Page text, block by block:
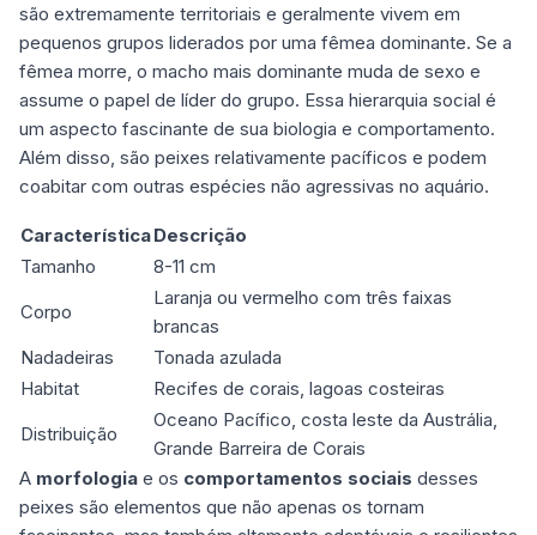
são extremamente territoriais e geralmente vivem em
pequenos grupos liderados por uma fêmea dominante. Se a
fêmea morre, o macho mais dominante muda de sexo e
assume o papel de líder do grupo. Essa hierarquia social é
um aspecto fascinante de sua biologia e comportamento.
Além disso, são peixes relativamente pacíficos e podem
coabitar com outras espécies não agressivas no aquário.
CaracterísticaDescrição
Tamanho
8-11 cm
Corpo
Laranja ou vermelho com três faixas
brancas
Nadadeiras
Tonada azulada
Habitat
Recifes de corais, lagoas costeiras
Distribuição
Oceano Pacífico, costa leste da Austrália,
Grande Barreira de Corais
A morfologia e os comportamentos sociais desses
peixes são elementos que não apenas os tornam